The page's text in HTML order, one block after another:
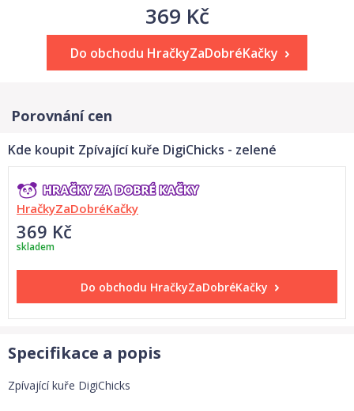
369 Kč
Do obchodu HračkyZaDobréKačky
Porovnání cen
Kde koupit Zpívající kuře DigiChicks - zelené
HračkyZaDobréKačky
369 Kč
skladem
Do obchodu HračkyZaDobréKačky
Specifikace a popis
Zpívající kuře DigiChicks